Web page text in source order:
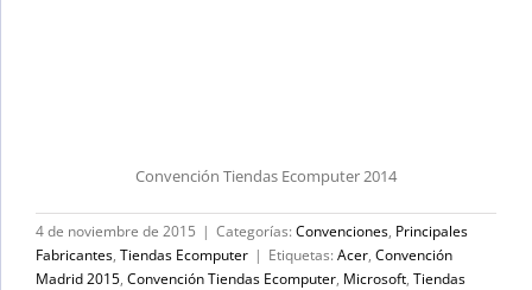
Convención Tiendas Ecomputer 2014
4 de noviembre de 2015 | Categorías: Convenciones, Principales
Fabricantes, Tiendas Ecomputer | Etiquetas: Acer, Convención
Madrid 2015, Convención Tiendas Ecomputer, Microsoft, Tiendas